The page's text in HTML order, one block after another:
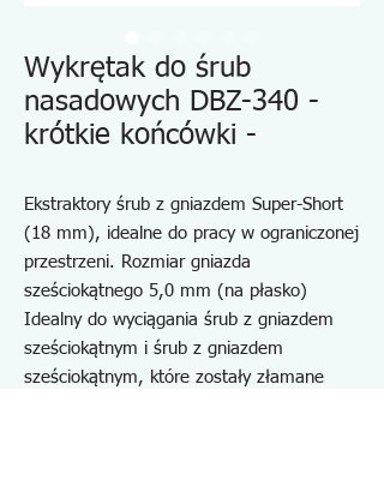
Wykrętak do śrub
nasadowych DBZ-340 -
krótkie końcówki -
Ekstraktory śrub z gniazdem Super-Short
(18 mm), idealne do pracy w ograniczonej
przestrzeni. Rozmiar gniazda
sześciokątnego 5,0 mm (na płasko)
Idealny do wyciągania śrub z gniazdem
sześciokątnym i śrub z gniazdem
sześciokątnym, które zostały złamane